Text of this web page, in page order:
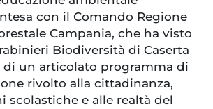
con il Comando Regione
Campania, che ha visto
Biodiversità di Caserta
un articolato programma di
rivolto alla cittadinanza,
scolastiche e alle realtà del